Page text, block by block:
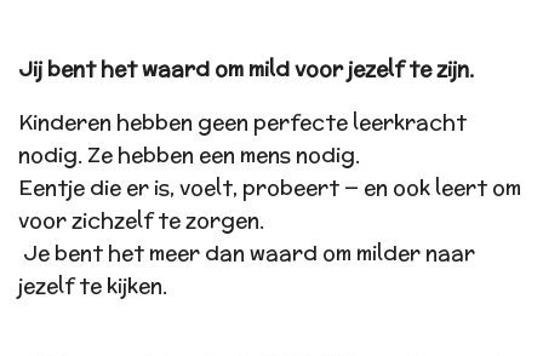
Jij bent het waard om mild voor jezelf te zijn.
Kinderen hebben geen perfecte leerkracht
nodig. Ze hebben een mens nodig.
Eentje die er is, voelt, probeert — en ook leert om
voor zichzelf te zorgen.
Je bent het meer dan waard om milder naar
jezelf te kijken.